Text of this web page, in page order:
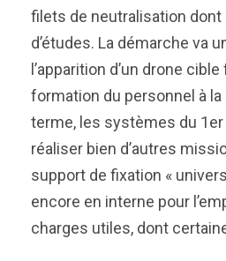
filets de neutralisation dont
d’études. La démarche va
l’apparition d’un drone
formation du personnel à
terme, les systèmes du 1er
réaliser bien d’autres
support de fixation «
encore en interne pour
charges utiles, dont